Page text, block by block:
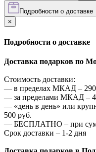
Подробности о доставке
×
Подробности о доставке
Доставка подарков по
Стоимость доставки:
— в пределах МКАД – 290
— за пределами МКАД –
— «день в день» или
500 руб.
— БЕСПЛАТНО – при
Срок доставки – 1-2 дня